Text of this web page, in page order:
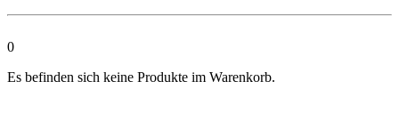
0
Es befinden sich keine Produkte im Warenkorb.